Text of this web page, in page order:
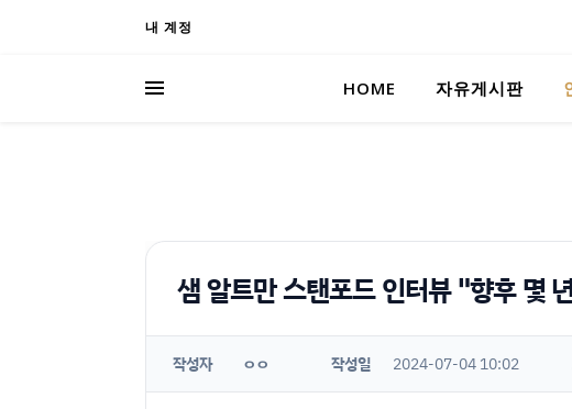
내 계정
HOME 자유게시판
샘 알트만 스탠포드 인터뷰 "향후 몇
작성자 ㅇㅇ 작성일 2024-07-04 10:02